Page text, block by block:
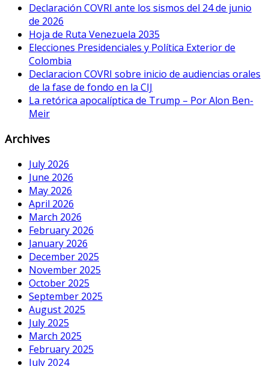
Declaración COVRI ante los sismos del 24 de junio
de 2026
Hoja de Ruta Venezuela 2035
Elecciones Presidenciales y Política Exterior de
Colombia
Declaracion COVRI sobre inicio de audiencias orales
de la fase de fondo en la CIJ
La retórica apocalíptica de Trump – Por Alon Ben-
Meir
Archives
July 2026
June 2026
May 2026
April 2026
March 2026
February 2026
January 2026
December 2025
November 2025
October 2025
September 2025
August 2025
July 2025
March 2025
February 2025
July 2024